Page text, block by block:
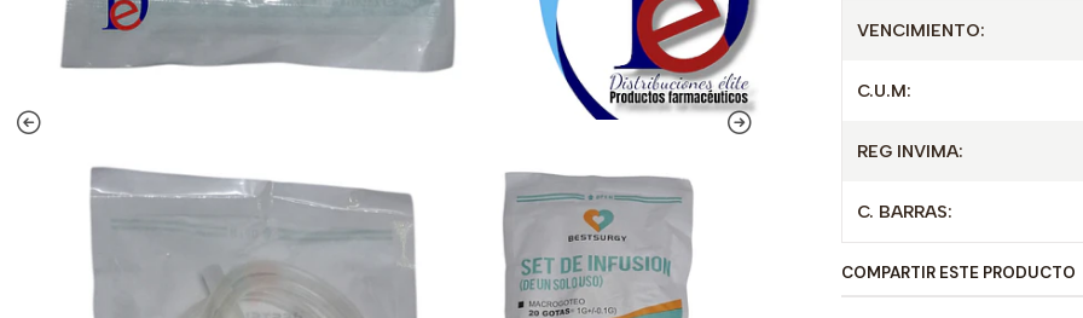
clínicas y consultorios.
Con una disponibilidad
institución médica que
VENCIMIENTO:
C.U.M:
REG INVIMA:
C. BARRAS:
COMPARTIR ESTE PRODUCTO